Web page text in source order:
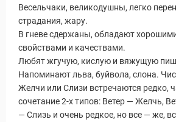
Весельчаки, великодушны, легко
страдания, жару.
В гневе сдержаны, обладают
свойствами и качествами.
Любят жгучую, кислую и вяжущую
Напоминают льва, буйвола, слона.
Желчи или Слизи встречаются редко,
сочетание 2-х типов: Ветер — Желчь,
— Слизь и очень редкое, но все — же,